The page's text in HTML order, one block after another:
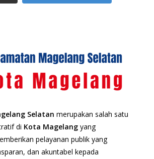
Selatan merupakan salah satu
di Kota Magelang yang
pelayanan publik yang
dan akuntabel kepada